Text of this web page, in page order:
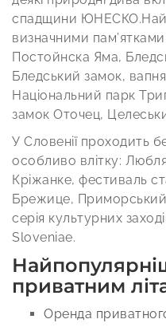
спадщини
визначними
Постойнска Яма,
Бледський замок,
Національний парк
замок Оточец,
У Словенії проходить
особливо влітку:
Кріжанке, фестиваль
Брежице, Приморський
серія культурних
Sloveniae.
приватним
Оренда